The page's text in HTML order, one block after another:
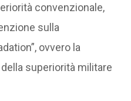
convenzionale,
sulla
ovvero la
superiorità militare